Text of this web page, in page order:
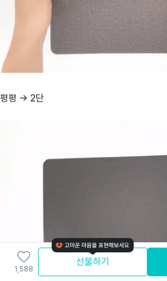
평평 → 2단
1,588
선물하기